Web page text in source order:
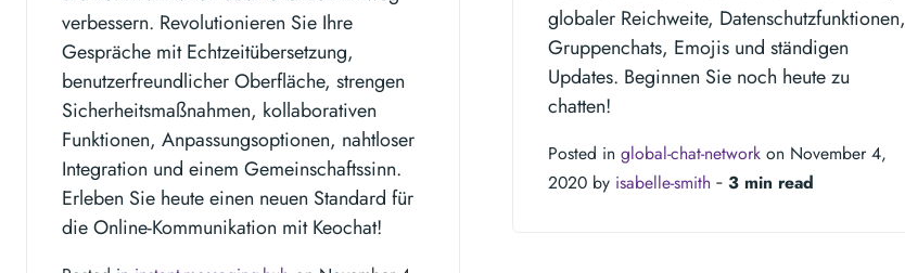
verbessern. Revolutionieren Sie Ihre
Gespräche mit Echtzeitübersetzung,
benutzerfreundlicher Oberfläche, strengen
Sicherheitsmaßnahmen, kollaborativen
Funktionen, Anpassungsoptionen, nahtloser
Integration und einem Gemeinschaftssinn.
Erleben Sie heute einen neuen Standard für
die Online-Kommunikation mit Keochat!
globaler Reichweite, Datenschutzfunktionen,
Gruppenchats, Emojis und ständigen
Updates. Beginnen Sie noch heute zu
chatten!
Posted in global-chat-network on November 4,
2020 by isabelle-smith ‐ 3 min read